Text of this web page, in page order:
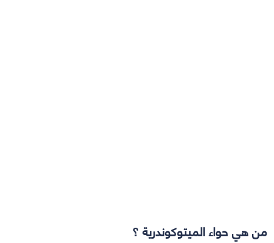
من هي حواء الميتوكوندرية ؟